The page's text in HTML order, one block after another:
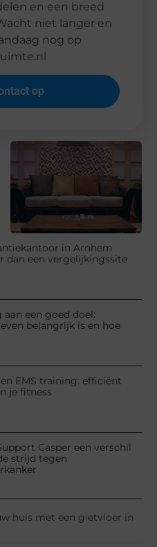
in Arnhem
dan een vergelijkingssite
aan een goed doel:
belangrijk is en hoe
EMS training: efficiënt
je fitness
Casper een verschil
strijd tegen
huis met een gietvloer in
en een breed
niet langer en
nog op
op